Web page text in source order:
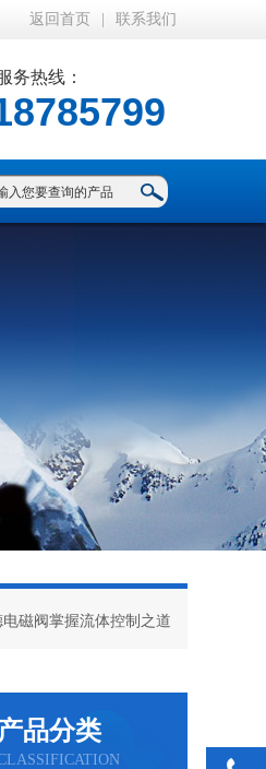
返回首页 联系我们
务热线：
磁阀掌握流体控制之道
产品分类